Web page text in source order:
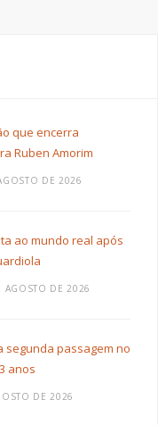
que encerra
Ruben Amorim
DE 2026
ao mundo real após
AGOSTO DE 2026
segunda passagem no
anos
DE 2026